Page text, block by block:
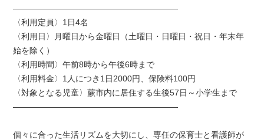
————————————————————
〈利用定員〉1日4名
〈利用日〉月曜日から金曜日（土曜日・日曜日・祝日・年末年
始を除く）
〈利用時間〉午前8時から午後6時まで
〈利用料金〉1人につき1日2000円、保険料100円
〈対象となる児童〉蕨市内に居住する生後57日～小学生まで
————————————————————
個々に合った生活リズムを大切にし、専任の保育士と看護師が